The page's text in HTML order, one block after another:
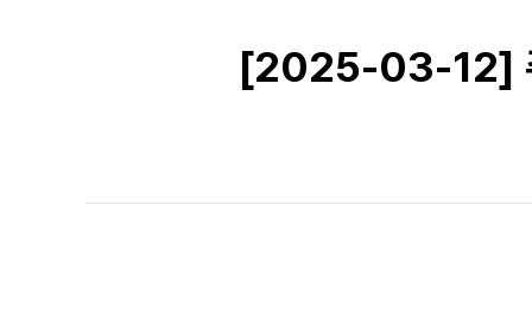
[2025-03-12] 주